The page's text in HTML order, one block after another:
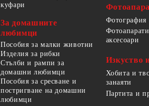
куфари
За домашните
любимци
Пособия за малки животни
Изделия за рибки
Стълби и рампи за
домашни любимци
Пособия за сресване и
постригване на домашни
любимци
Фотография
аксесоари
Изкуство
Хобита и
занаяти
Партита и